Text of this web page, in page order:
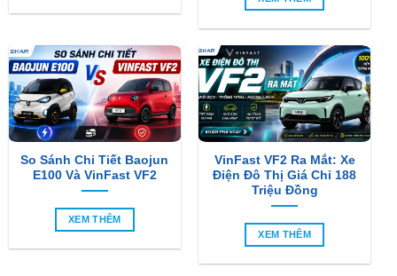
So Sánh Chi Tiết Baojun
E100 Và VinFast VF2
XEM THÊM
VinFast VF2 Ra Mắt: Xe
Điện Đô Thị Giá Chỉ 188
Triệu Đồng
XEM THÊM
SẢN PHẨM MỚI